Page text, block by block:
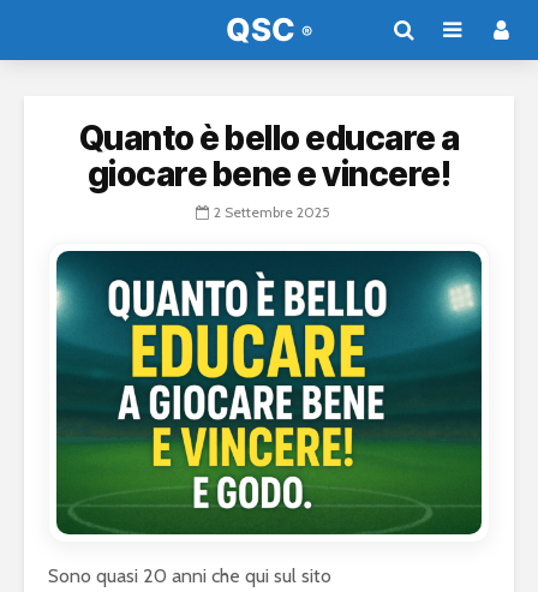
Quanto è bello educare a
giocare bene e vincere!
2 Settembre 2025
Sono quasi 20 anni che qui sul sito